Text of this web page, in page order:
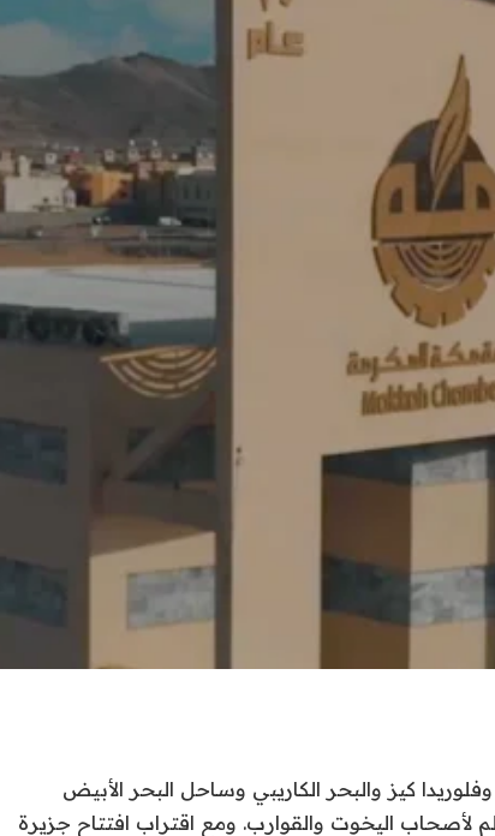
كيز والبحر الكاريبي وساحل البحر الأبيض
لأصحاب اليخوت والقوارب. ومع اقتراب افتتاح جزيرة